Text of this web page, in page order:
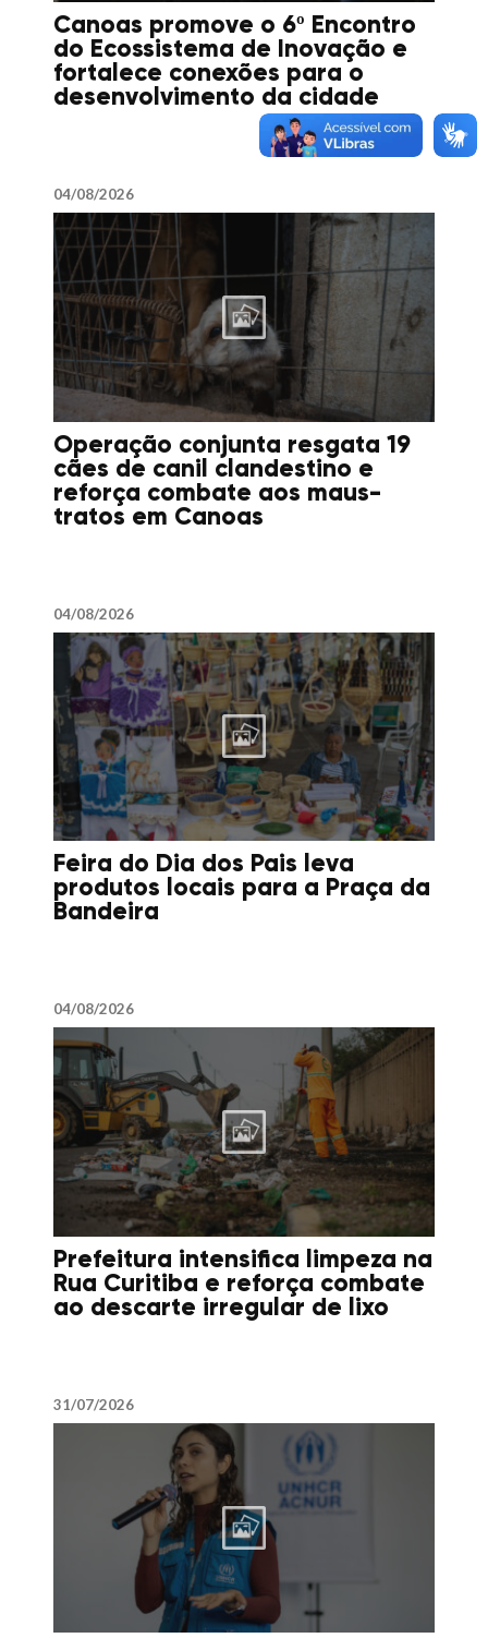
Canoas promove o 6º Encontro
do Ecossistema de Inovação e
fortalece conexões para o
desenvolvimento da cidade
04/08/2026
Operação conjunta resgata 19
cães de canil clandestino e
reforça combate aos maus-
tratos em Canoas
04/08/2026
Feira do Dia dos Pais leva
produtos locais para a Praça da
Bandeira
04/08/2026
Prefeitura intensifica limpeza na
Rua Curitiba e reforça combate
ao descarte irregular de lixo
31/07/2026